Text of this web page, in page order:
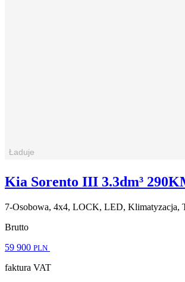
Kia Sorento III 3.3dm³
7-Osobowa, 4x4, LOCK, LED, Klimatyzacja,
Brutto
59 900 PLN
faktura VAT